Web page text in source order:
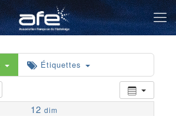
Étiquettes
12 dim